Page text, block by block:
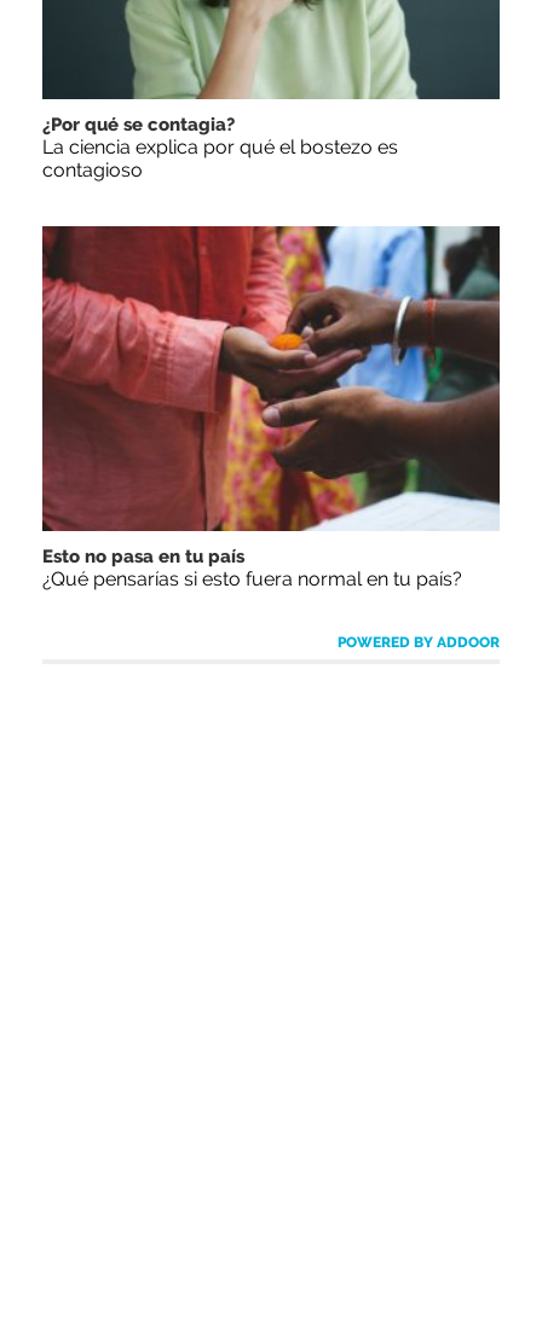
¿Por qué se contagia?
La ciencia explica por qué el bostezo es
contagioso
Esto no pasa en tu país
¿Qué pensarías si esto fuera normal en tu país?
POWERED BY ADDOOR